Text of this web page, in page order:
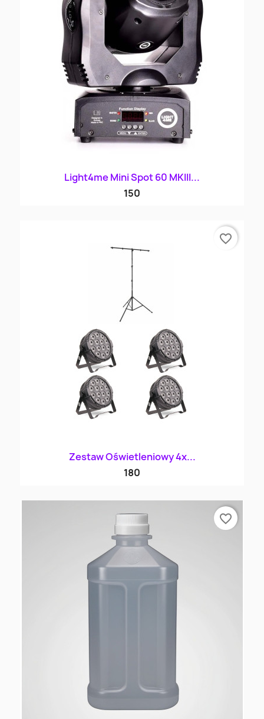
Light4me Mini Spot 60 MKIII...
150
Zestaw Oświetleniowy 4x...
180
favorite_border
favorite_border